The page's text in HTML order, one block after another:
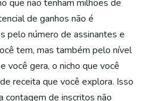
que não tenham milhões de
de ganhos não é
pelo número de assinantes e
tem, mas também pelo nível
você gera, o nicho que você
receita que você explora. Isso
contagem de inscritos não